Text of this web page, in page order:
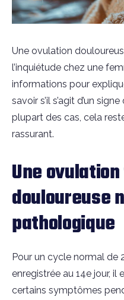
Une ovulation
l’inquiétude chez une
informations pour
savoir s’il s’agit d’un
plupart des cas, cela
rassurant.
Une
douloureuse
pathologique
Pour un cycle normal de
enregistrée au 14e jour, il
certains symptômes